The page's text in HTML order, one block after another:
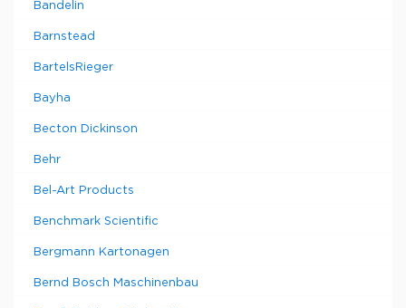
Bandelin
Barnstead
BartelsRieger
Bayha
Becton Dickinson
Behr
Bel-Art Products
Benchmark Scientific
Bergmann Kartonagen
Bernd Bosch Maschinenbau